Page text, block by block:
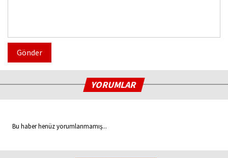
Gönder
YORUMLAR
Bu haber henüz yorumlanmamış...